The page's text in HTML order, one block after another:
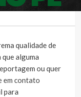
qualidade de
alguma
ou quer
em contato
para